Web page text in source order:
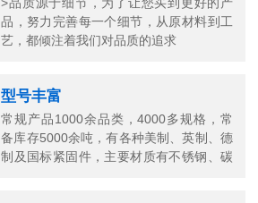
品，努力完善每一个细节，从原材料到工
艺，都倾注着我们对品质的追求
型号丰富
常规产品1000余品类，4000多规格，常
备库存5000余吨，有各种美制、英制、德
制及国标紧固件，主要材质有不锈钢、碳